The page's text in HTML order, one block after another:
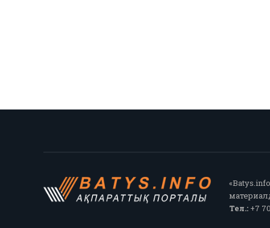
Тел.:+7